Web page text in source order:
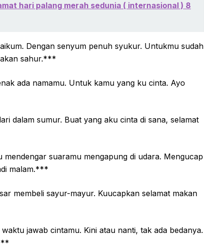
hari palang merah sedunia ( internasional ) 8
Dengan senyum penuh syukur. Untukmu sudah
sahur.***
ada namamu. Untuk kamu yang ku cinta. Ayo
dalam sumur. Buat yang aku cinta di sana, selamat
suaramu mengapung di udara. Mengucap
malam.***
membeli sayur-mayur. Kuucapkan selamat makan
jawab cintamu. Kini atau nanti, tak ada bedanya.